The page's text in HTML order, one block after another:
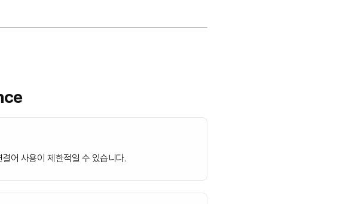
어 사용이 제한적일 수 있습니다.